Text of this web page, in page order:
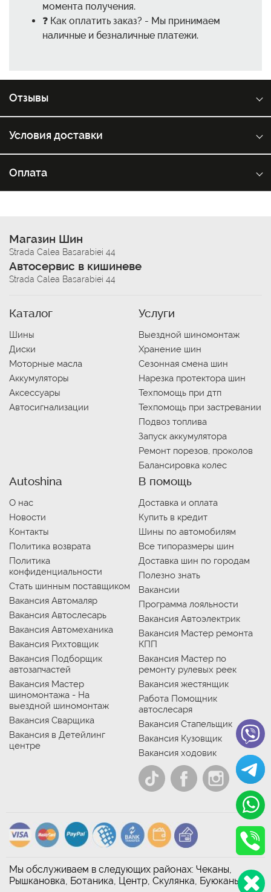
момента получения.
❓ Как оплатить заказ? - Мы принимаем
наличные и безналичные платежи.
Отзывы
Условия доставки
Оплата
Магазин Шин
Strada Calea Basarabiei 44
Автосервис в кишиневе
Strada Calea Basarabiei 44
Каталог
Шины
Диски
Моторные масла
Аккумуляторы
Аксессуары
Автосигнализации
Услуги
Выездной шиномонтаж
Хранение шин
Сезонная смена шин
Нарезка протектора шин
Техпомощь при дтп
Техпомощь при застревании
Подвоз топлива
Запуск аккумулятора
Ремонт порезов, проколов
Балансировка колес
Autoshina
О нас
Новости
Контакты
Политика возврата
Политика
конфиденциальности
Стать шинным поставщиком
Вакансия Автомаляр
Вакансия Автослесарь
Вакансия Автомеханика
Вакансия Рихтовщик
Вакансия Подборщик
автозапчастей
Вакансия Мастер
шиномонтажа - На
выездной шиномонтаж
Вакансия Сварщика
Вакансия в Детейлинг
центре
В помощь
Доставка и оплата
Купить в кредит
Шины по автомобилям
Все типоразмеры шин
Доставка шин по городам
Полезно знать
Вакансии
Программа лояльности
Вакансия Автоэлектрик
Вакансия Мастер ремонта
КПП
Вакансия Мастер по
ремонту рулевых реек
Вакансия жестянщик
Работа Помощник
автослесаря
Вакансия Стапельщик
Вакансия Кузовщик
Вакансия ходовик
Мы обслуживаем в следующих районах: Чеканы,
Рышкановка, Ботаника, Центр, Скулянка, Буюканы